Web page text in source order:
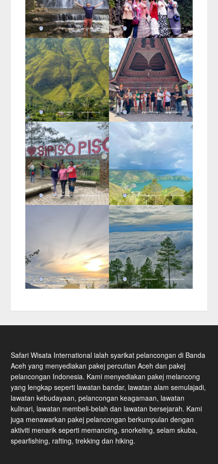
Safari Wisata International ialah syarikat pelancongan di Banda
Aceh yang menyediakan pakej percutian Aceh dan pakej
pelancongan Indonesia. Kami menyediakan pakej melancong
yang lengkap seperti lawatan bandar, lawatan alam semulajadi,
lawatan kebudayaan, pelancongan keagamaan, lawatan
kulinari, lawatan membeli-belah dan lawatan bersejarah. Kami
juga menawarkan pakej pelancongan berkumpulan dengan
aktiviti menarik seperti memancing, snorkeling, selam skuba,
spearfishing, rafting, trekking dan hiking.